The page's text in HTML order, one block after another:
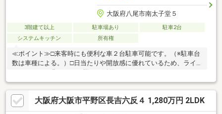
大阪府八尾市南太子堂５
3階建て以上 駐車場あり
駐車2台
システムキッチン
所有権
≪ポイント≫□来客時にも便利な車２台駐車可能です。（※駐車台
数は車種による。）□日当たりや開放感に優れているため、ライ
り。※１階床面積には車庫部分(約16.32㎡)が含まれます。※駐車台
数は車種による。※家具・調度品は売買対象に含まれません。◆
当物件のお問い合わせは、FUKUYA八尾店までお願い致します◆
ＦＵＫＵＹＡ八尾店はアリオ南東側フコク生命ビルの１階です。
大阪府大阪市平野区長吉六反４ 1,280万円 2LDK